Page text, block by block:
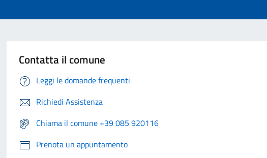
Contatta il comune
Leggi le domande frequenti
Richiedi Assistenza
Chiama il comune +39 085 920116
Prenota un appuntamento